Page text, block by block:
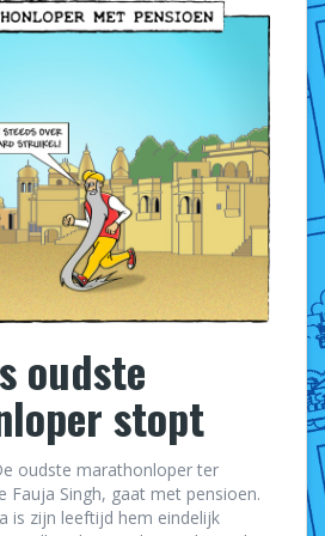
oudste
stopt
oudste marathonloper ter
Fauja Singh, gaat met pensioen.
is zijn leeftijd hem eindelijk